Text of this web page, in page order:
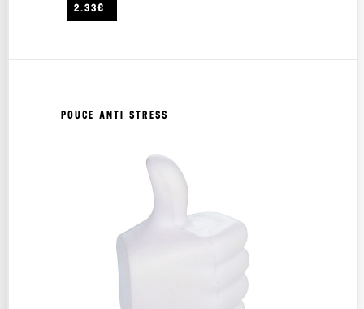
2.33€
POUCE ANTI STRESS